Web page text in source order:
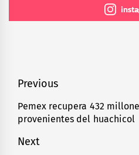
Navegación
de
entradas
Previous
Previous
post:
Pemex recupera 432
provenientes del huachicol
Next